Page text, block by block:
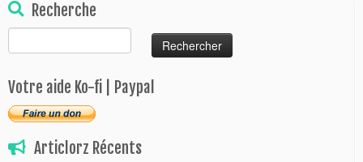
Recherche
Votre aide Ko-fi | Paypal
Articlorz Récents